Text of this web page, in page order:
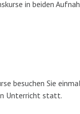
in beiden
besuchen Sie
Unterricht statt.